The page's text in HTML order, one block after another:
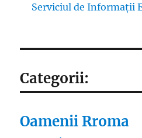
Serviciul de Informații
Categorii:
Oamenii Rroma